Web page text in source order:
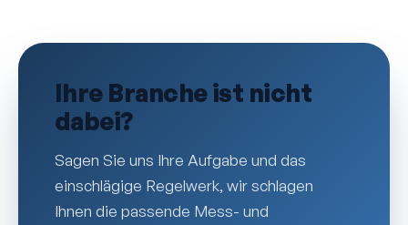
Ihre Branche ist nicht
dabei?
Sagen Sie uns Ihre Aufgabe und das
einschlägige Regelwerk, wir schlagen
Ihnen die passende Mess- und